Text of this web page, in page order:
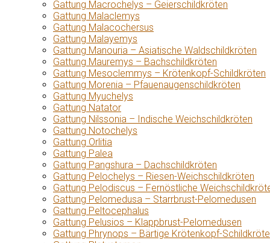
Gattung Macrochelys – Geierschildkröten
Gattung Malaclemys
Gattung Malacochersus
Gattung Malayemys
Gattung Manouria – Asiatische Waldschildkröten
Gattung Mauremys – Bachschildkröten
Gattung Mesoclemmys – Krötenkopf-Schildkröten
Gattung Morenia – Pfauenaugenschildkröten
Gattung Myuchelys
Gattung Natator
Gattung Nilssonia – Indische Weichschildkröten
Gattung Notochelys
Gattung Orlitia
Gattung Palea
Gattung Pangshura – Dachschildkröten
Gattung Pelochelys – Riesen-Weichschildkröten
Gattung Pelodiscus – Fernöstliche
Gattung Pelomedusa – Starrbrust-Pelomedusen
Gattung Peltocephalus
Gattung Pelusios – Klappbrust-Pelomedusen
Gattung Phrynops – Bärtige Krötenkopf-